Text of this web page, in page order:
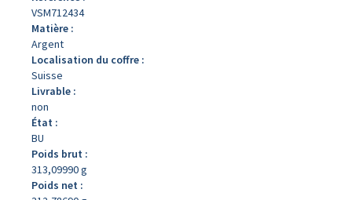
VSM712434
Matière :
Argent
Localisation du coffre :
Suisse
Livrable :
non
État :
BU
Poids brut :
313,09990 g
Poids net :